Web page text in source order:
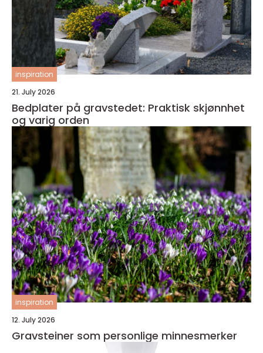
inspiration
21. July 2026
Bedplater på gravstedet: Praktisk skjønnhet
og varig orden
inspiration
12. July 2026
Gravsteiner som personlige minnesmerker